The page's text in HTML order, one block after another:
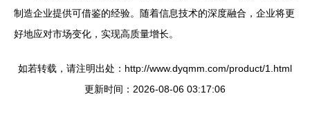
制造企业提供可借鉴的经验。随着信息技术的深度融合，企业将更
好地应对市场变化，实现高质量增长。
如若转载，请注明出处：http://www.dyqmm.com/product/1.html
更新时间：2026-08-06 03:17:06